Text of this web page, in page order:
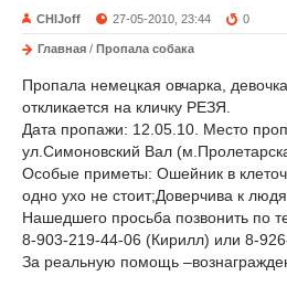
CHIJoff 27-05-2010, 23:44 0
Главная / Пропала собака
Пропала немецкая овчарка,
откликается на кличку РЕЗЯ.
Дата пропажи: 12.05.10. Место
ул.Симоновский Вал
Особые приметы: Ошейник в
одно ухо не стоит;Доверчива к
Нашедшего просьба позвонить по
8-903-219-44-06 (Кирилл) или 8-
За реальную помощь